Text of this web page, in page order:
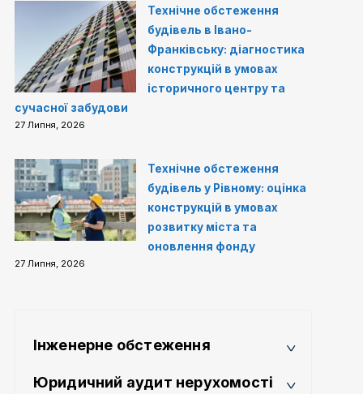
Технічне обстеження
будівель в Івано-
Франківську: діагностика
конструкцій в умовах
історичного центру та
сучасної забудови
27 Липня, 2026
Технічне обстеження
будівель у Рівному: оцінка
конструкцій в умовах
розвитку міста та
оновлення фонду
27 Липня, 2026
Інженерне обстеження
Юридичний аудит нерухомості